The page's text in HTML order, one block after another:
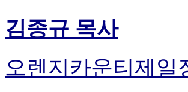
김종규 목사
오렌지카운티제일